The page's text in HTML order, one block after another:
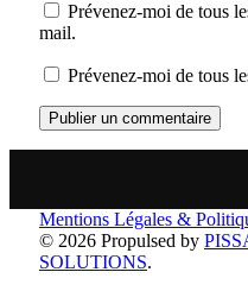
Prévenez-moi de tous
mail.
Prévenez-moi de tous
Mentions Légales &
© 2026 Propulsed by
SOLUTIONS.